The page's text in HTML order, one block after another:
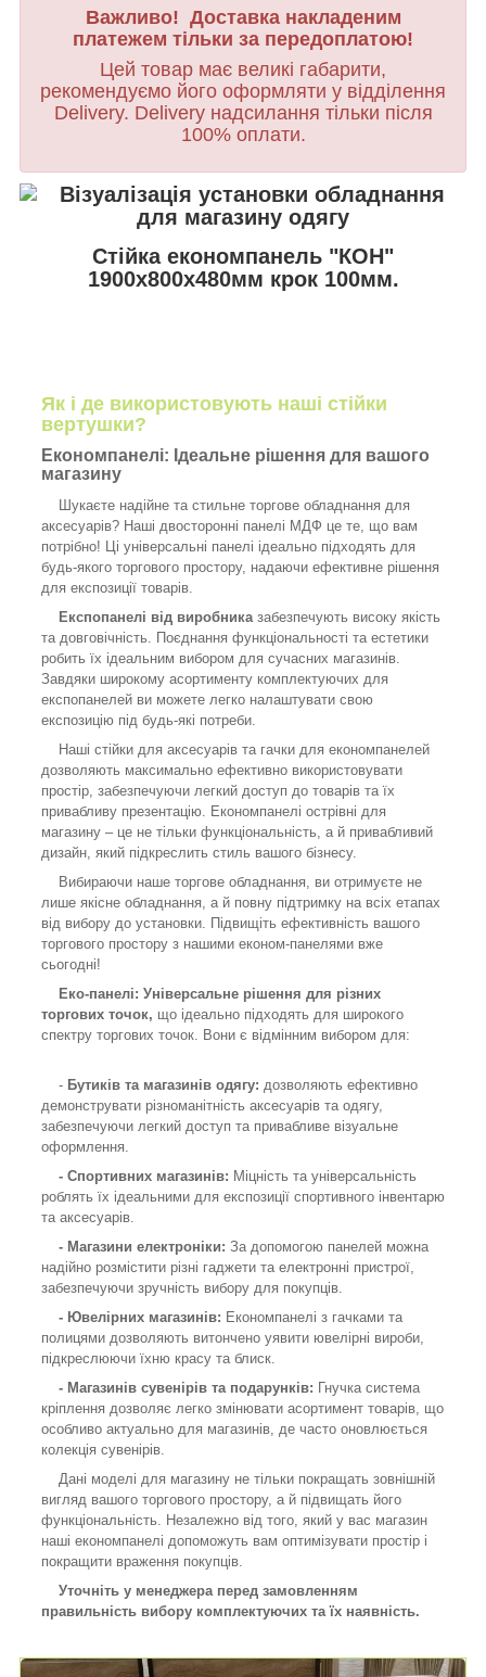
Важливо! Доставка накладеним
платежем тільки за передоплатою!
Цей товар має великі габарити,
рекомендуємо його оформляти у відділення
Delivery. Delivery надсилання тільки після
100% оплати.
Стійка економпанель "КОН"
1900х800х480мм крок 100мм.
Як і де використовують наші стійки
вертушки?
Економпанелі: Ідеальне рішення для вашого
магазину
Шукаєте надійне та стильне торгове обладнання для
аксесуарів? Наші двосторонні панелі МДФ це те, що вам
потрібно! Ці універсальні панелі ідеально підходять для
будь-якого торгового простору, надаючи ефективне рішення
для експозиції товарів.
Експопанелі від виробниказабезпечують високу якість
та довговічність. Поєднання функціональності та естетики
робить їх ідеальним вибором для сучасних магазинів.
Завдяки широкому асортименту комплектуючих для
експопанелей ви можете легко налаштувати свою
експозицію під будь-які потреби.
Наші стійки для аксесуарів та гачки для економпанелей
дозволяють максимально ефективно використовувати
простір, забезпечуючи легкий доступ до товарів та їх
привабливу презентацію. Економпанелі острівні для
магазину – це не тільки функціональність, а й привабливий
дизайн, який підкреслить стиль вашого бізнесу.
Вибираючи наше торгове обладнання, ви отримуєте не
лише якісне обладнання, а й повну підтримку на всіх етапах
від вибору до установки. Підвищіть ефективність вашого
торгового простору з нашими економ-панелями вже
сьогодні!
Еко-панелі: Універсальне рішення для різних
торгових точок, що ідеально підходять для широкого
спектру торгових точок. Вони є відмінним вибором для:
- Бутиків та магазинів одягу: дозволяють ефективно
демонструвати різноманітність аксесуарів та одягу,
забезпечуючи легкий доступ та привабливе візуальне
оформлення.
- Спортивних магазинів: Міцність та універсальність
роблять їх ідеальними для експозиції спортивного інвентарю
та аксесуарів.
- Магазини електроніки: За допомогою панелей можна
надійно розмістити різні гаджети та електронні пристрої,
забезпечуючи зручність вибору для покупців.
- Ювелірних магазинів: Економпанелі з гачками та
полицями дозволяють витончено уявити ювелірні вироби,
підкреслюючи їхню красу та блиск.
- Магазинів сувенірів та подарунків: Гнучка система
кріплення дозволяє легко змінювати асортимент товарів, що
особливо актуально для магазинів, де часто оновлюється
колекція сувенірів.
Дані моделі для магазину не тільки покращать зовнішній
вигляд вашого торгового простору, а й підвищать його
функціональність. Незалежно від того, який у вас магазин
наші економпанелі допоможуть вам оптимізувати простір і
покращити враження покупців.
Уточніть у менеджера перед замовленням
правильність вибору комплектуючих та їх наявність.